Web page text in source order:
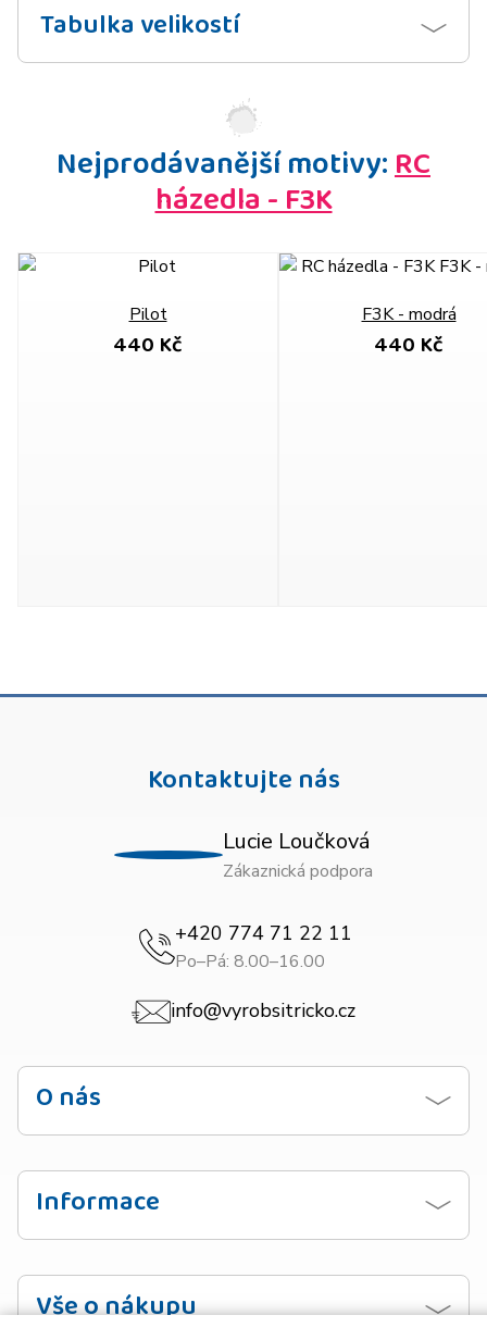
Tabulka velikostí
Nejprodávanější motivy:RC
házedla - F3K
Pilot
440 Kč
F3K - modrá
440 Kč
Kontaktujte nás
Lucie Loučková
Zákaznická podpora
+420 774 71 22 11
Po–Pá: 8.00–16.00
info@vyrobsitricko.cz
O nás
Kontaktujte nás
Zásady ochrany osobních údajů
Informace
Návod na praní
Vše o nákupu